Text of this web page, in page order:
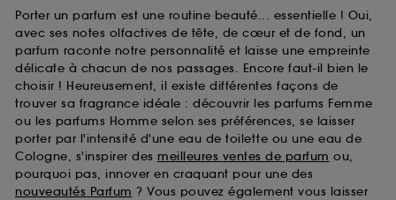
Porter un parfum est une routine beauté... essentielle ! Oui,
avec ses notes olfactives de tête, de cœur et de fond, un
parfum raconte notre personnalité et laisse une empreinte
délicate à chacun de nos passages. Encore faut-il bien le
choisir ! Heureusement, il existe différentes façons de
trouver sa fragrance idéale : découvrir les parfums Femme
ou les parfums Homme selon ses préférences, se laisser
porter par l'intensité d'une eau de toilette ou une eau de
Cologne, s'inspirer des meilleures ventes de parfum ou,
pourquoi pas, innover en craquant pour une des
nouveautés Parfum ? Vous pouvez également vous laisser